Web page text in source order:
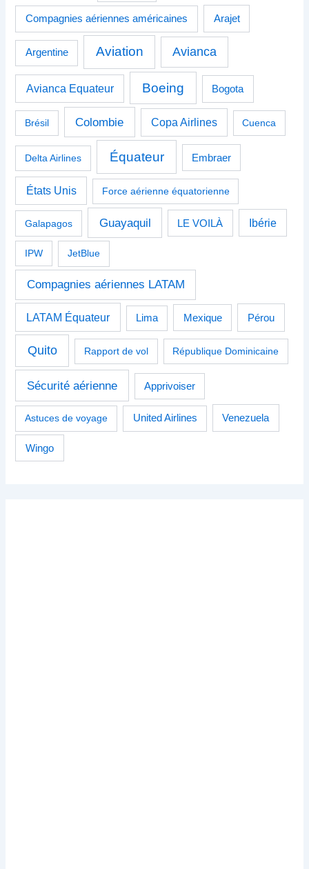
Compagnies aériennes américaines Arajet
Argentine Aviation Avianca
Avianca Equateur Boeing Bogota
Brésil Colombie Copa Airlines Cuenca
Delta Airlines Équateur Embraer
États Unis Force aérienne équatorienne
Galapagos Guayaquil LE VOILÀ Ibérie
IPW JetBlue
Compagnies aériennes LATAM
LATAM Équateur Lima Mexique Pérou
Quito Rapport de vol République Dominicaine
Sécurité aérienne Apprivoiser
Astuces de voyage United Airlines Venezuela
Wingo